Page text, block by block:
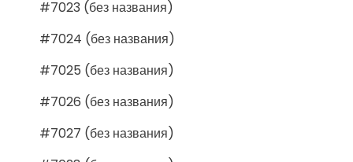
#7023 (без названия)
#7024 (без названия)
#7025 (без названия)
#7026 (без названия)
#7027 (без названия)